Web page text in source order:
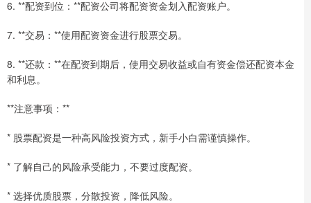
6. **配资到位：**配资公司将配资资金划入配资账户。
7. **交易：**使用配资资金进行股票交易。
8. **还款：**在配资到期后，使用交易收益或自有资金偿还配资本金
和利息。
**注意事项：**
* 股票配资是一种高风险投资方式，新手小白需谨慎操作。
* 了解自己的风险承受能力，不要过度配资。
* 选择优质股票，分散投资，降低风险。